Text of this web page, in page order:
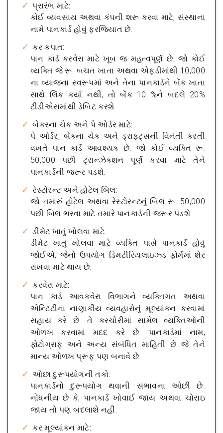
પ્રારંભ માટે:
કોઈ વ્યવસાય અથવા કંપની શરૂ કરવા માટે, સંસ્થાના
નામે પાનકાર્ડ હોવું ફરજિયાત છે.
કર કપાત:
પાન કાર્ડ કરવેરા માટે ખૂબ જ મહત્વપૂર્ણ છે. જો કોઈ
વ્યક્તિ જે રૂ. બચત ખાતા અથવા એફડીમાંથી 10,000
ના વ્યાજના સ્વરૂપમાં અને તેના પાનકાર્ડને બેંક ખાતા
સાથે લિંક કર્યા નથી, તો બેંક 10 %ને બદલે 20%
ટીડીએસમાંથી ડેબિટ કરશે.
બેંકરના ચેક અને પે ઓર્ડર માટે:
પે ઓર્ડર, બેંકના ચેક અને ડ્રાફ્ટ્સની વિનંતી કરતી
વખતે પાન કાર્ડ આવશ્યક છે. જો કોઈ વ્યક્તિ રૂ.
50,000 પછી ટ્રાન્ઝેક્શન પૂર્ણ કરવા માટે તેને
પાનકાર્ડની જરૂર પડશે.
રેસ્ટોરન્ટ અને હોટેલ બિલ:
જો તમારું હોટેલ અથવા રેસ્ટોરન્ટનું બિલ રૂ. 50,000
પછી બિલ ભરવા માટે તમારે પાનકાર્ડની જરૂર પડશે.
ડીમેટ ખાતું ખોલવા માટે:
ડીમેટ ખાતું ખોલવા માટે વ્યક્તિ પાસે પાનકાર્ડ હોવું
જોઈએ, જેનો ઉપયોગ ડિમટીરિયલાઇઝ્ડ ફોર્મમાં શેર
રાખવા માટે થાય છે.
કરવેરા માટે:
પાન કાર્ડ આવકવેરા વિભાગને વ્યક્તિગત અથવા
એન્ટિટીના નાણાકીય વ્યવહારોનું મૂલ્યાંકન કરવામાં
સહાય કરે છે. તે કરચોરીમાં સામેલ વ્યક્તિઓની
ઓળખ કરવામાં મદદ કરે છે. પાનકાર્ડમાં નામ,
ફોટોગ્રાફ અને અન્ય સંબંધિત માહિતી છે જે તેને
માન્ય ઓળખ પ્રૂફ પણ બનાવે છે.
ઓછા દુરૂપયોગની તકો:
પાનકાર્ડનો દુરૂપયોગ થવાની સંભાવના ઓછી છે.
નોંધનીય છે કે, પાનકાર્ડ ખોવાઈ જાય અથવા ચોરાઇ
જાય તો પણ બદલાશે નહીં.
કર મૂલ્યાંકન માટે: